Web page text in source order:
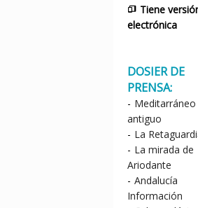
Tiene
electrónica
DOSIER DE
PRENSA:
- Meditarráneo
antiguo
- La
- La mirada de
Ariodante
- Andalucía
Información